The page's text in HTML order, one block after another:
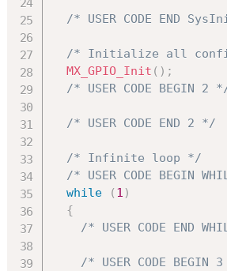
/* USER CODE END
/* Initialize all
MX_GPIO_Init ( ) ;
/* USER CODE BEGIN 2
/* USER CODE END 2 */
/* Infinite loop */
/* USER CODE BEGIN
while
( 1 )
{
/* USER CODE END
/* USER CODE BEGIN